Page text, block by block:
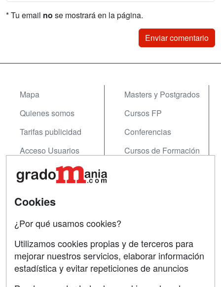
* Tu email no se mostrará en la página.
Mapa
Quienes somos
Tarifas publicidad
Acceso Usuarios
Acceso Centros
Masters y Postgrados
Cursos FP
Conferencias
Cursos de Formación
Contactar
Copyleft
Cookies
¿Por qué usamos cookies?
Utilizamos cookies propias y de terceros para
mejorar nuestros servicios, elaborar información
estadística y evitar repeticiones de anuncios